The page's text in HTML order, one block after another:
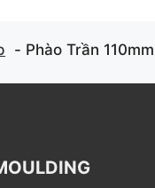
Phào Trần